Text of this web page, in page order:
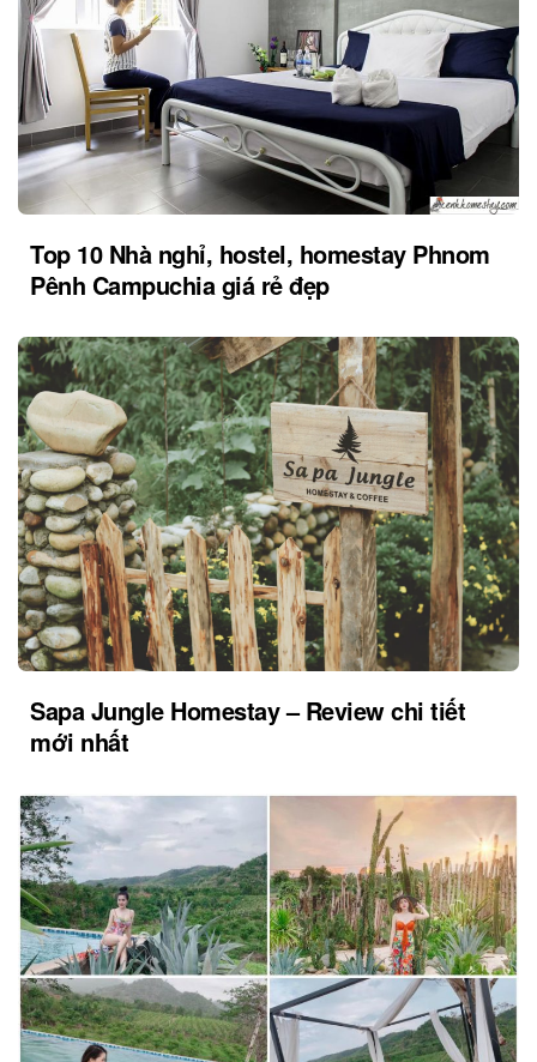
Top 10 Nhà nghỉ, hostel, homestay Phnom
Pênh Campuchia giá rẻ đẹp
Sapa Jungle Homestay – Review chi tiết
mới nhất